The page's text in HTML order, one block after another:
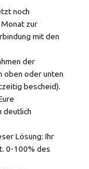
noch
zur
mit den
der
oben oder unten
bescheid).
deutlich
Lösung: Ihr
0-100% des